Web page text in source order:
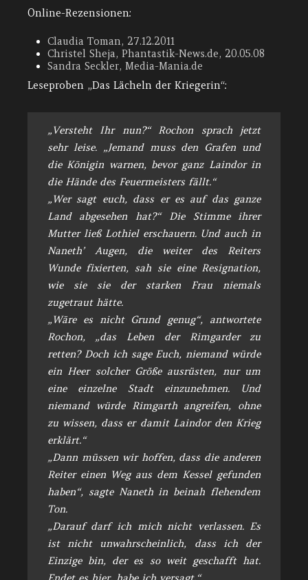
Online-Rezensionen:
Claudia Toman, 27.12.2011
Christel Sheja, Phantastik-News.de, 20.05.08
Sandra Seckler, Media-Mania.de
Leseproben „Das Lächeln der Kriegerin“:
„Versteht Ihr nun?“ Rochon sprach jetzt
sehr leise. „Jemand muss den Grafen und
die Königin warnen, bevor ganz Laindor in
die Hände des Feuermeisters fällt.“
„Wer sagt euch, dass er es auf das ganze
Land abgesehen hat?“ Die Stimme ihrer
Mutter ließ Lothiel erschauern. Und auch in
Naneth’ Augen, die weiter des Reiters
Wunde fixierten, sah sie eine Resignation,
wie sie sie der starken Frau niemals
zugetraut hätte.
„Wäre es nicht Grund genug“, antwortete
Rochon, „das Leben der Rimgarder zu
retten? Doch ich sage Euch, niemand würde
ein Heer solcher Größe ausrüsten, nur um
eine einzelne Stadt einzunehmen. Und
niemand würde Rimgarth angreifen, ohne
zu wissen, dass er damit Laindor den Krieg
erklärt.“
„Dann müssen wir hoffen, dass die anderen
Reiter einen Weg aus dem Kessel gefunden
haben“, sagte Naneth in beinah flehendem
Ton.
„Darauf darf ich mich nicht verlassen. Es
ist nicht unwahrscheinlich, dass ich der
Einzige bin, der es so weit geschafft hat.